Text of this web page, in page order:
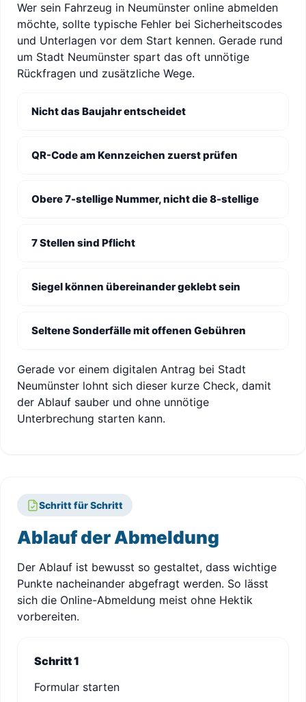
Wer sein Fahrzeug in Neumünster online abmelden
möchte, sollte typische Fehler bei Sicherheitscodes
und Unterlagen vor dem Start kennen. Gerade rund
um Stadt Neumünster spart das oft unnötige
Rückfragen und zusätzliche Wege.
Nicht das Baujahr entscheidet
QR-Code am Kennzeichen zuerst prüfen
Obere 7-stellige Nummer, nicht die 8-stellige
7 Stellen sind Pflicht
Siegel können übereinander geklebt sein
Seltene Sonderfälle mit offenen Gebühren
Gerade vor einem digitalen Antrag bei Stadt
Neumünster lohnt sich dieser kurze Check, damit
der Ablauf sauber und ohne unnötige
Unterbrechung starten kann.
Schritt für Schritt
Ablauf der Abmeldung
Der Ablauf ist bewusst so gestaltet, dass wichtige
Punkte nacheinander abgefragt werden. So lässt
sich die Online-Abmeldung meist ohne Hektik
vorbereiten.
Schritt 1
Formular starten